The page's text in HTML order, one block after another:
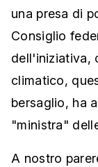
una presa di
Consiglio
dell'iniziativa,
climatico,
bersaglio, ha
"ministra"
A nostro